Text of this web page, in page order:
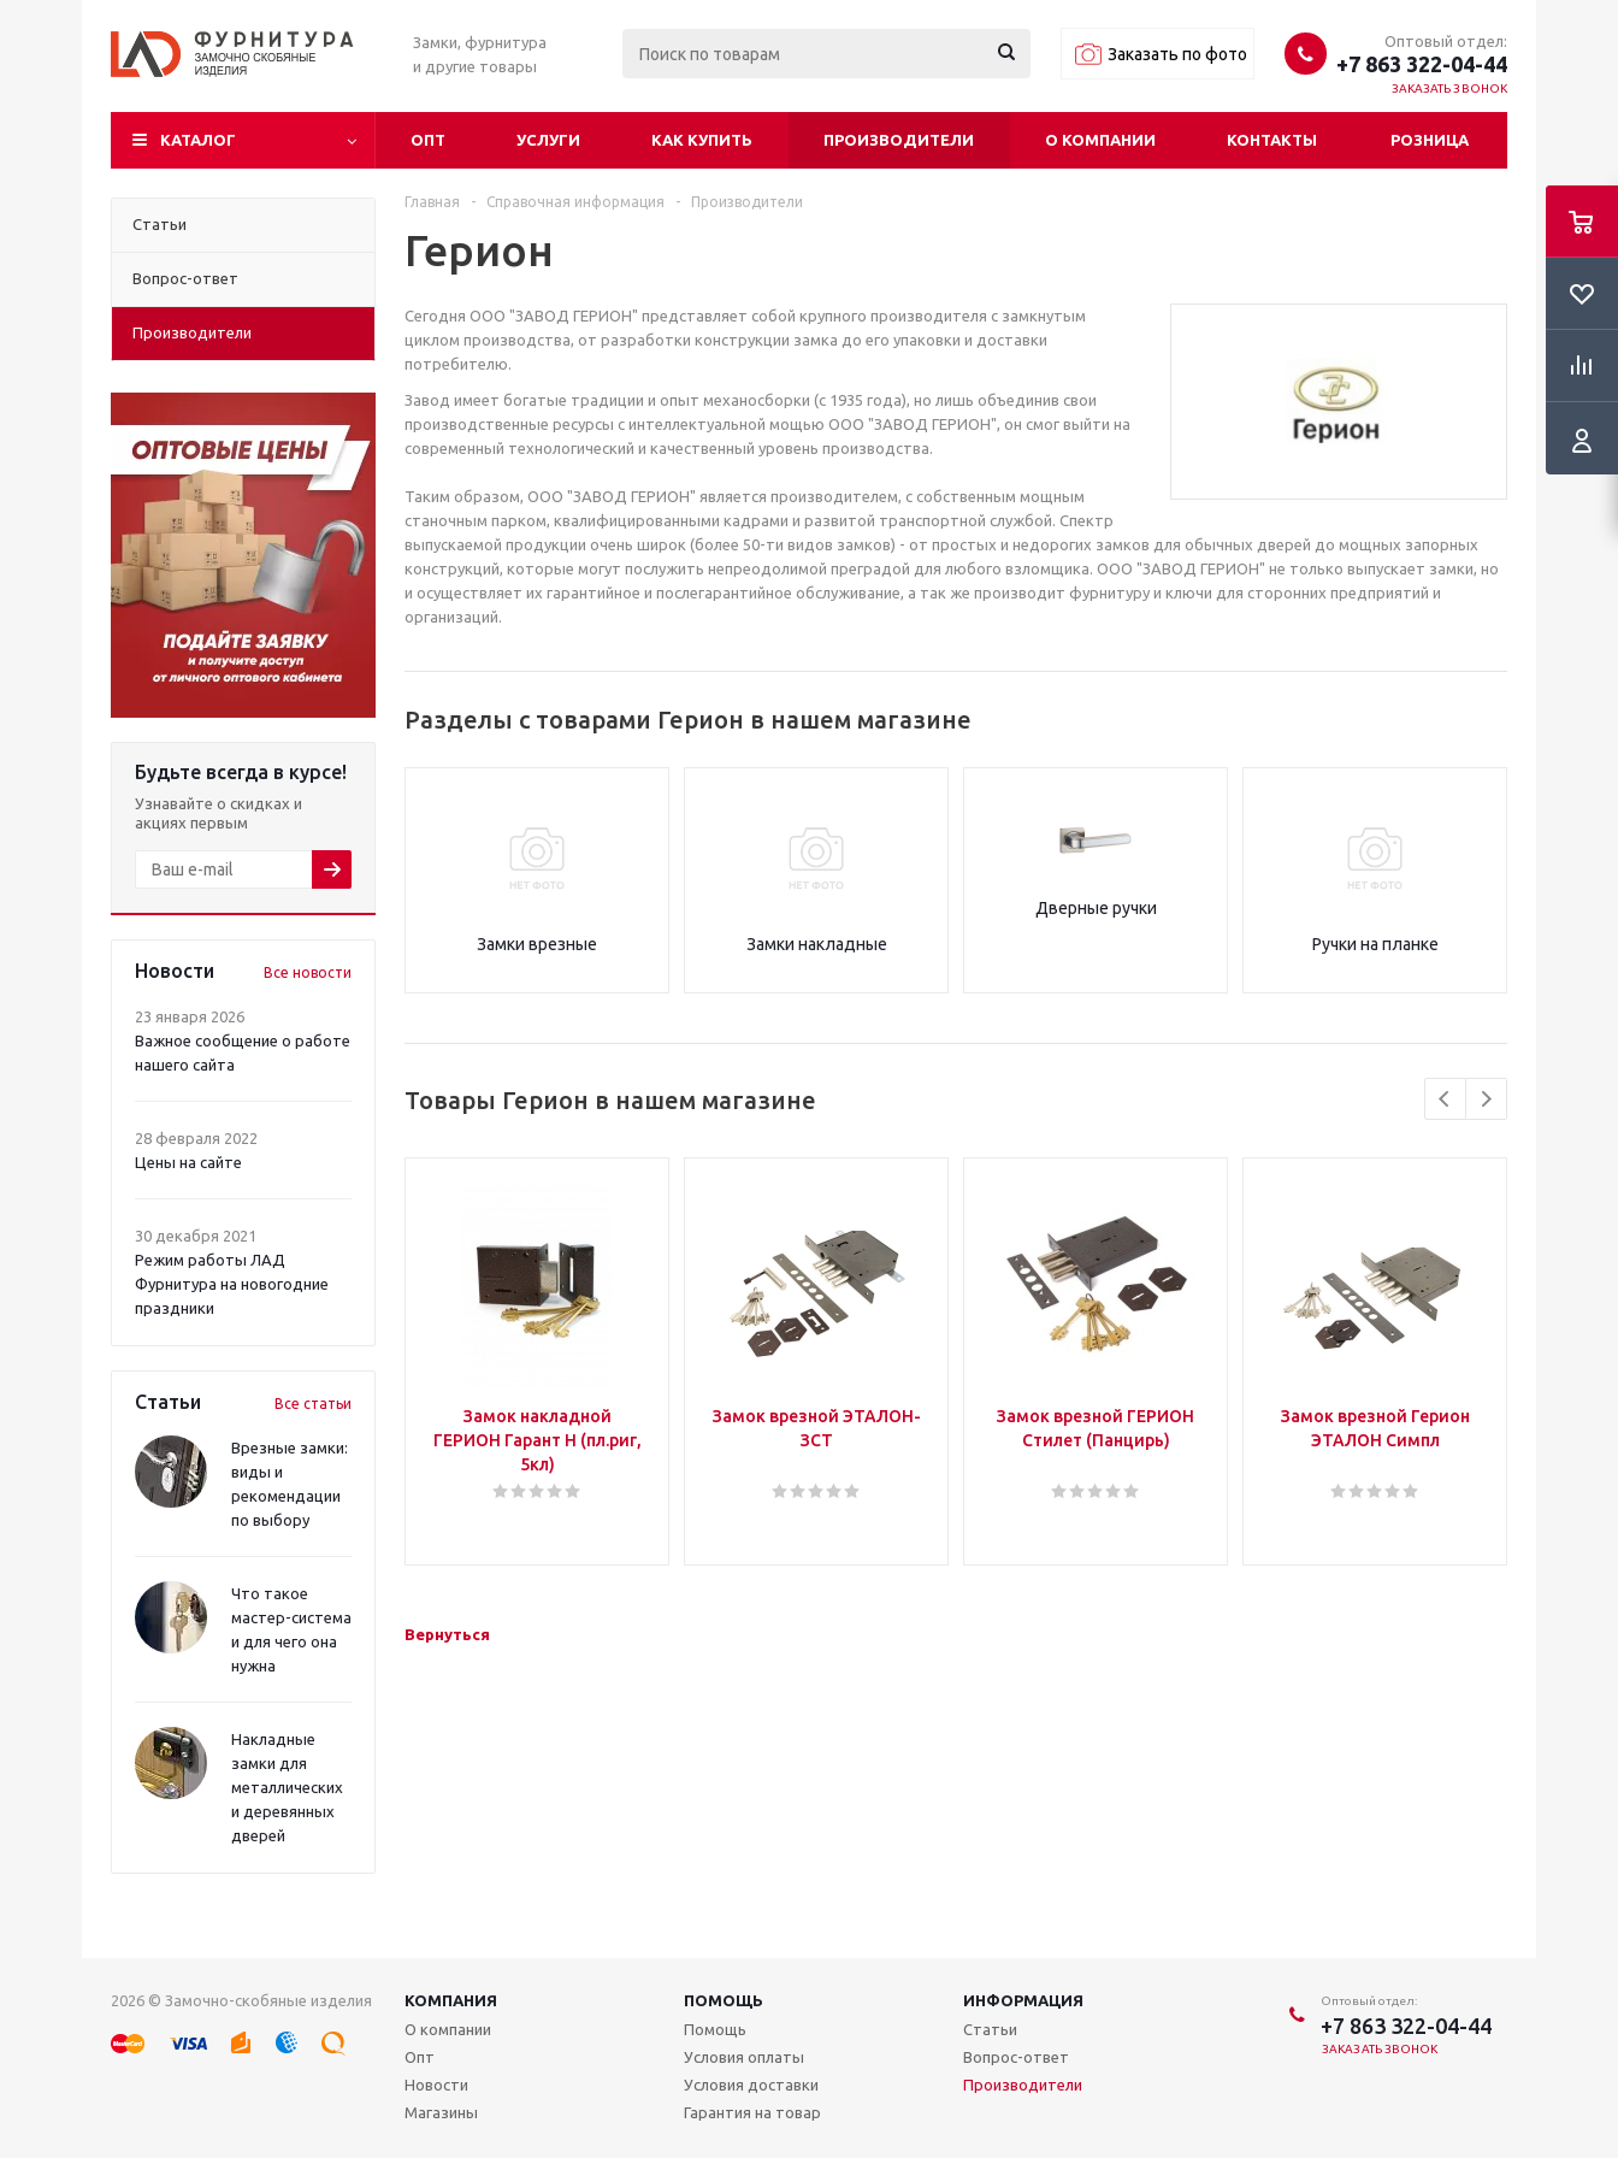
Замки, фурнитура
и другие товары
Заказать по фото
Оптовый отдел:
+7 863 322-04-44
ЗАКАЗАТЬ ЗВОНОК
КАТАЛОГ ОПТ УСЛУГИ КАК КУПИТЬ ПРОИЗВОДИТЕЛИ О КОМПАНИИ КОНТАКТЫ РОЗНИЦА
Статьи
Вопрос-ответ
Производители
Будьте всегда в курсе!
Узнавайте о скидках и
акциях первым
Новости Все новости
23 января 2026
Важное сообщение о работе
нашего сайта
28 февраля 2022
Цены на сайте
30 декабря 2021
Режим работы ЛАД
Фурнитура на новогодние
праздники
Статьи Все статьи
Врезные замки:
виды и
рекомендации
по выбору
Что такое
мастер-система
и для чего она
нужна
Накладные
замки для
металлических
и деревянных
дверей
Главная - Справочная информация - Производители
Герион
Сегодня ООО "ЗАВОД ГЕРИОН" представляет собой крупного производителя с замкнутым
циклом производства, от разработки конструкции замка до его упаковки и доставки
потребителю.
Завод имеет богатые традиции и опыт механосборки (с 1935 года), но лишь объединив свои
производственные ресурсы с интеллектуальной мощью ООО "ЗАВОД ГЕРИОН", он смог выйти на
современный технологический и качественный уровень производства.
Таким образом, ООО "ЗАВОД ГЕРИОН" является производителем, с собственным мощным
станочным парком, квалифицированными кадрами и развитой транспортной службой. Спектр
выпускаемой продукции очень широк (более 50-ти видов замков) - от простых и недорогих замков для обычных дверей до мощных запорных
конструкций, которые могут послужить непреодолимой преградой для любого взломщика. ООО "ЗАВОД ГЕРИОН" не только выпускает замки, но
и осуществляет их гарантийное и послегарантийное обслуживание, а так же производит фурнитуру и ключи для сторонних предприятий и
организаций.
Разделы с товарами Герион в нашем магазине
Замки врезные Замки накладные
Дверные ручки
Ручки на планке
Товары Герион в нашем магазине
Замок накладной
ГЕРИОН Гарант Н (пл.риг,
5кл)
Замок врезной ЭТАЛОН-
ЗСТ
Замок врезной ГЕРИОН
Стилет (Панцирь)
Замок врезной Герион
ЭТАЛОН Симпл
Вернуться
2026 © Замочно-скобяные изделия КОМПАНИЯ ПОМОЩЬ
ИНФОРМАЦИЯ
О компании
Опт
Новости
Магазины
Помощь
Условия оплаты
Условия доставки
Гарантия на товар
Статьи
Вопрос-ответ
Производители
Оптовый отдел:
+7 863 322-04-44
ЗАКАЗАТЬ ЗВОНОК